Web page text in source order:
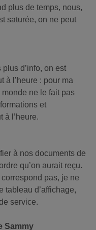
plus de temps, nous,
saturée, on ne peut
plus d’info, on est
à l’heure : pour ma
ne le fait pas
et
à l’heure.
à nos documents de
qu’on aurait reçu.
pas, je ne
tableau d’affichage,
service.
Sammy